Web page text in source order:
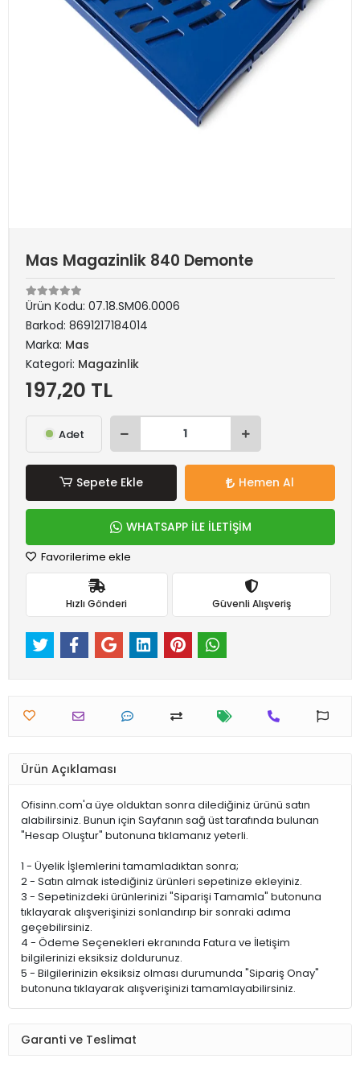
Mas Magazinlik 840 Demonte
Ürün Kodu: 07.18.SM06.0006
Barkod: 8691217184014
Marka: Mas
Kategori: Magazinlik
197,20 TL
Adet
Sepete Ekle Hemen Al
WHATSAPP İLE İLETİŞİM
Favorilerime ekle
Hızlı Gönderi Güvenli Alışveriş
Ürün Açıklaması
Ofisinn.com'a üye olduktan sonra dilediğiniz ürünü satın
alabilirsiniz. Bunun için Sayfanın sağ üst tarafında bulunan
"Hesap Oluştur" butonuna tıklamanız yeterli.
1 - Üyelik İşlemlerini tamamladıktan sonra;
2 - Satın almak istediğiniz ürünleri sepetinize ekleyiniz.
3 - Sepetinizdeki ürünlerinizi "Siparişi Tamamla" butonuna
tıklayarak alışverişinizi sonlandırıp bir sonraki adıma
geçebilirsiniz.
4 - Ödeme Seçenekleri ekranında Fatura ve İletişim
bilgilerinizi eksiksiz doldurunuz.
5 - Bilgilerinizin eksiksiz olması durumunda "Sipariş Onay"
butonuna tıklayarak alışverişinizi tamamlayabilirsiniz.
Garanti ve Teslimat